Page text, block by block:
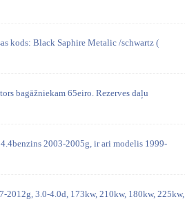
kods: Black Saphire Metalic /schwartz (
bagāžniekam 65eiro. Rezerves daļu
2003-2005g, ir ari modelis 1999-
2012g, 3.0-4.0d, 173kw, 210kw, 180kw, 225kw,